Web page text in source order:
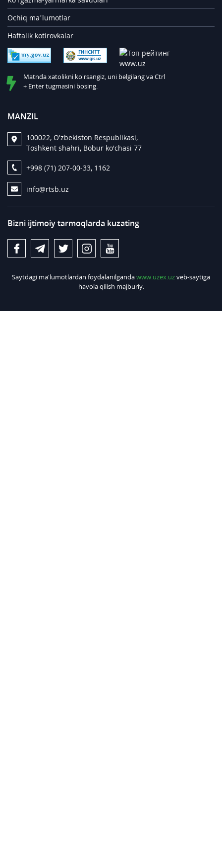
Ochiq ma’lumotlar
Haftalik kotirovkalar
Matnda xatolikni ko'rsangiz, uni belgilang va Ctrl
+ Enter tugmasini bosing.
MANZIL
100022, O'zbekiston Respublikasi,
Toshkent shahri, Bobur ko'chasi 77
+998 (71) 207-00-33, 1162
info@rtsb.uz
Bizni ijtimoiy tarmoqlarda kuzating
Saytdagi ma'lumotlardan foydalanilgandawww.uzex.uzveb-saytiga
havola qilish majburiy.